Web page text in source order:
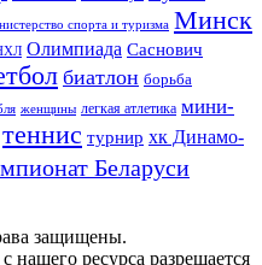
спорта и туризма Минск
Олимпиада Саснович
биатлон борьба
женщины легкая атлетика мини-
теннис турнир хк Динамо-
Беларуси
защищены.
нашего ресурса разрешается